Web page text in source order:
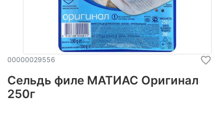
00000029556
Сельдь филе МАТИАС Оригинал
250г